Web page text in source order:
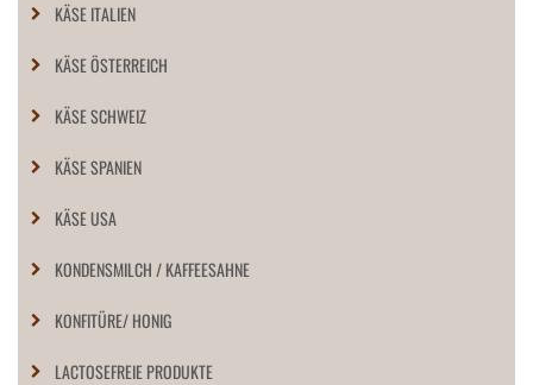
KÄSE ITALIEN
KÄSE ÖSTERREICH
KÄSE SCHWEIZ
KÄSE SPANIEN
KÄSE USA
KONDENSMILCH / KAFFEESAHNE
KONFITÜRE/ HONIG
LACTOSEFREIE PRODUKTE